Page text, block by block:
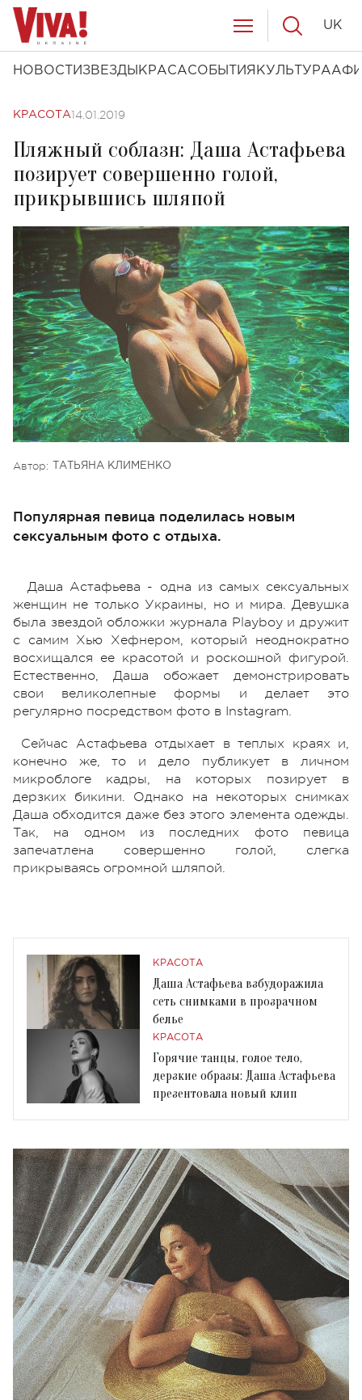
НОВОСТИ ЗВЕЗДЫ КРАСАСОБЫТИЯ КУЛЬТУРА
UK
КРАСОТА14.01.2019
Пляжный соблазн: Даша Астафьева
позирует совершенно голой,
прикрывшись шляпой
Автор: ТАТЬЯНА КЛИМЕНКО
Популярная певица поделилась новым
сексуальным фото с отдыха.
Даша Астафьева - одна из самых сексуальных
женщин не только Украины, но и мира. Девушка
была звездой обложки журнала Playboy и дружит
с самим Хью Хефнером, который неоднократно
восхищался ее красотой и роскошной фигурой.
Естественно, Даша обожает демонстрировать
свои великолепные формы и делает это
регулярно посредством фото в Instagram.
Сейчас Астафьева отдыхает в теплых краях и,
конечно же, то и дело публикует в личном
микроблоге кадры, на которых позирует в
дерзких бикини. Однако на некоторых снимках
Даша обходится даже без этого элемента одежды.
Так, на одном из последних фото певица
запечатлена совершенно голой, слегка
прикрываясь огромной шляпой.
КРАСОТА
Даша Астафьева взбудоражила
сеть снимками в прозрачном
белье
КРАСОТА
Горячие танцы, голое тело,
дерзкие образы: Даша Астафьева
презентовала новый клип